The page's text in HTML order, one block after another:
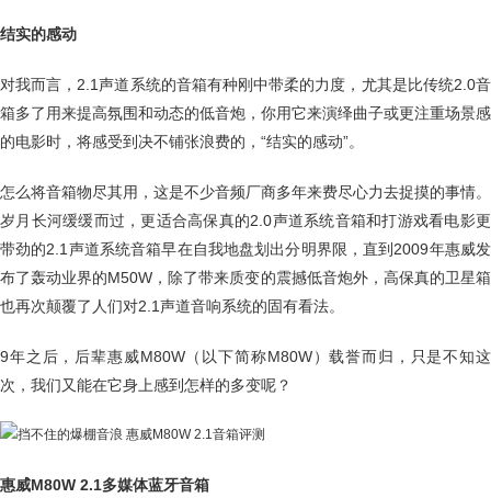
结实的感动
对我而言，2.1声道系统的音箱有种刚中带柔的力度，尤其是比传统2.0音
箱多了用来提高氛围和动态的低音炮，你用它来演绎曲子或更注重场景感
的电影时，将感受到决不铺张浪费的，“结实的感动”。
怎么将音箱物尽其用，这是不少音频厂商多年来费尽心力去捉摸的事情。
岁月长河缓缓而过，更适合高保真的2.0声道系统音箱和打游戏看电影更
带劲的2.1声道系统音箱早在自我地盘划出分明界限，直到2009年惠威发
布了轰动业界的M50W，除了带来质变的震撼低音炮外，高保真的卫星箱
也再次颠覆了人们对2.1声道音响系统的固有看法。
9年之后，后辈惠威M80W（以下简称M80W）载誉而归，只是不知这
次，我们又能在它身上感到怎样的多变呢？
惠威M80W 2.1多媒体蓝牙音箱